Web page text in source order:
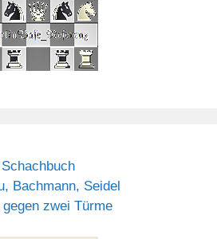
Schachbuch
Bachmann, Seidel
gegen zwei Türme